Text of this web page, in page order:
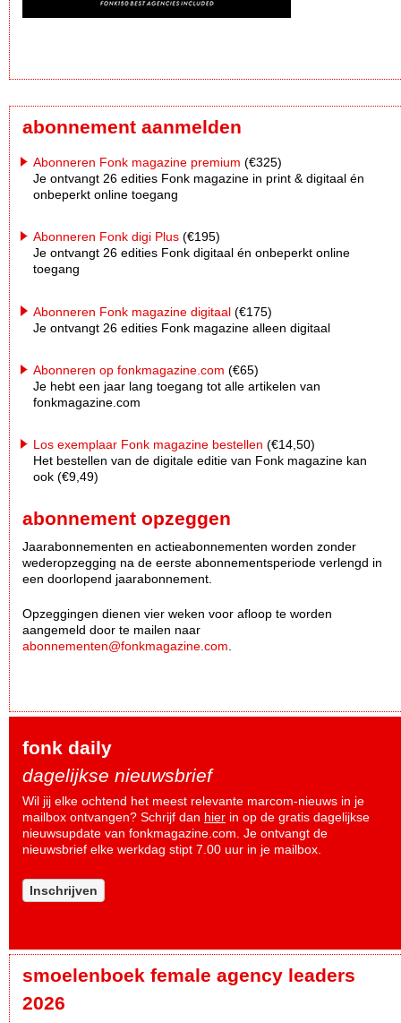
abonnement aanmelden
Abonneren Fonk magazine premium (€325)
Je ontvangt 26 edities Fonk magazine in print & digitaal én
onbeperkt online toegang
Abonneren Fonk digi Plus (€195)
Je ontvangt 26 edities Fonk digitaal én onbeperkt online
toegang
Abonneren Fonk magazine digitaal (€175)
Je ontvangt 26 edities Fonk magazine alleen digitaal
Abonneren op fonkmagazine.com (€65)
Je hebt een jaar lang toegang tot alle artikelen van
fonkmagazine.com
Los exemplaar Fonk magazine bestellen (€14,50)
Het bestellen van de digitale editie van Fonk magazine kan
ook (€9,49)
abonnement opzeggen
Jaarabonnementen en actieabonnementen worden zonder
wederopzegging na de eerste abonnementsperiode verlengd in
een doorlopend jaarabonnement.
Opzeggingen dienen vier weken voor afloop te worden
aangemeld door te mailen naar
abonnementen@fonkmagazine.com
fonk daily
dagelijkse nieuwsbrief
Wil jij elke ochtend het meest relevante marcom-nieuws in je
mailbox ontvangen? Schrijf dan hier in op de gratis dagelijkse
nieuwsupdate van fonkmagazine.com. Je ontvangt de
nieuwsbrief elke werkdag stipt 7.00 uur in je mailbox.
Inschrijven
smoelenboek female agency leaders
2026